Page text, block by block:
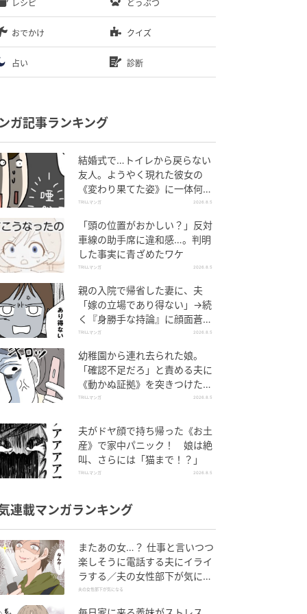
レシピ どうぶつ
おでかけ クイズ
占い 診断
ガ記事ランキング
結婚式で…トイレから戻らない
友人。ようやく現れた彼女の
《変わり果てた姿》に一体何
が！？
TRILLマンガ 2026.8.5
「頭の位置がおかしい？」反対
車線の助手席に違和感…。判明
した事実に青ざめたワケ
TRILLマンガ 2026.8.5
親の入院で帰省した妻に、夫
「嫁の立場であり得ない」→続
く『身勝手な持論』に顔面蒼
白！
TRILLマンガ 2026.8.5
幼稚園から連れ去られた娘。
「確認不足だろ」と責める夫に
《動かぬ証拠》を突きつけた結
果
TRILLマンガ 2026.8.5
夫がドヤ顔で持ち帰った《お土
産》で家中パニック！ 娘は絶
叫、さらには「猫まで！？」
TRILLマンガ 2026.8.5
連載マンガランキング
またあの女…？ 仕事と言いつつ
楽しそうに電話する夫にイライ
ラする／夫の女性部下が気にな
る（1）【夫婦の危機 まんが】
夫の女性部下が気になる